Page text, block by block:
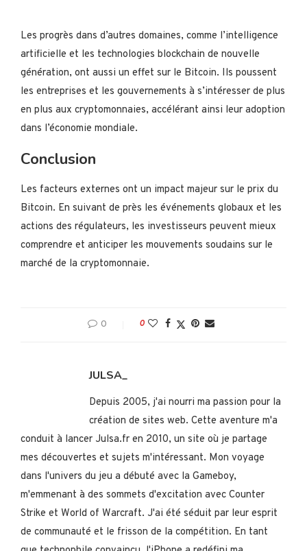
Les progrès dans d’autres domaines, comme l’intelligence
artificielle et les technologies blockchain de nouvelle
génération, ont aussi un effet sur le Bitcoin. Ils poussent
les entreprises et les gouvernements à s’intéresser de plus
en plus aux cryptomonnaies, accélérant ainsi leur adoption
dans l’économie mondiale.
Conclusion
Les facteurs externes ont un impact majeur sur le prix du
Bitcoin. En suivant de près les événements globaux et les
actions des régulateurs, les investisseurs peuvent mieux
comprendre et anticiper les mouvements soudains sur le
marché de la cryptomonnaie.
0 0
JULSA_
Depuis 2005, j'ai nourri ma passion pour la
création de sites web. Cette aventure m'a
conduit à lancer Julsa.fr en 2010, un site où je partage
mes découvertes et sujets m'intéressant. Mon voyage
dans l'univers du jeu a débuté avec la Gameboy,
m'emmenant à des sommets d'excitation avec Counter
Strike et World of Warcraft. J'ai été séduit par leur esprit
de communauté et le frisson de la compétition. En tant